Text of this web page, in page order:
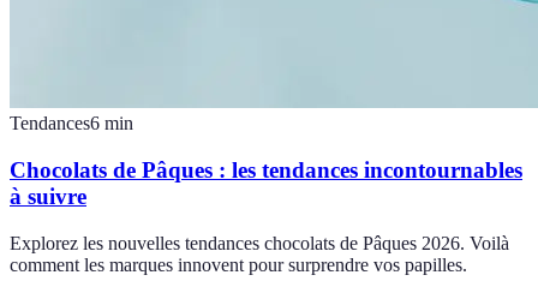
Tendances6 min
Chocolats de Pâques : les tendances incontournables
à suivre
Explorez les nouvelles tendances chocolats de Pâques 2026. Voilà
comment les marques innovent pour surprendre vos papilles.